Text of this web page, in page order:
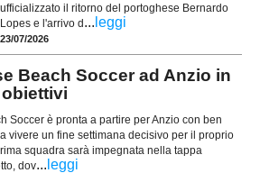
ufficializzato il ritorno del portoghese Bernardo
Lopes e l'arrivo d... leggi
23/07/2026
Beach Soccer ad Anzio in
Soccer è pronta a partire per Anzio con ben
vivere un fine settimana decisivo per il proprio
squadra sarà impegnata nella tappa
dov... leggi